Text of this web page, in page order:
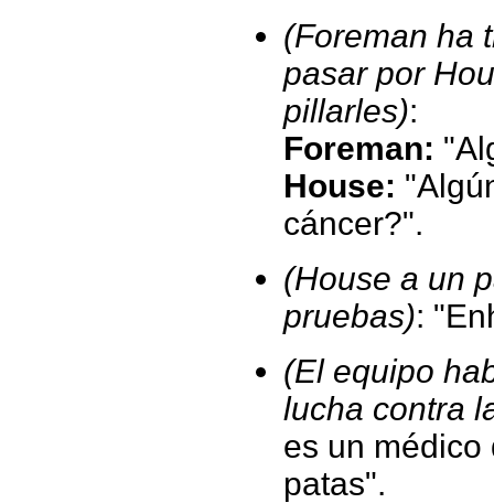
(Foreman ha
pasar por
pillarles):
Foreman:
House:
cáncer?".
(House a un
pruebas):
(El equipo
lucha contra
es un médico
patas".